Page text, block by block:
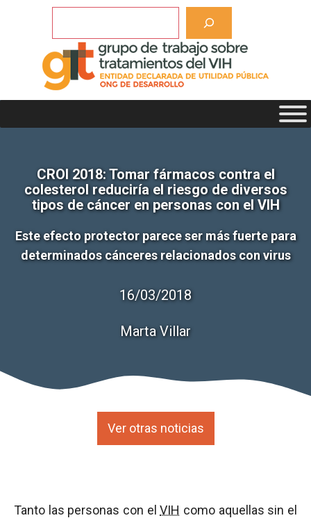
CROI 2018: Tomar fármacos contra el
colesterol reduciría el riesgo de diversos
tipos de cáncer en personas con el VIH
Este efecto protector parece ser más fuerte para
determinados cánceres relacionados con virus
16/03/2018
Marta Villar
Ver otras noticias
Tanto las personas con elVIH como aquellas sin el